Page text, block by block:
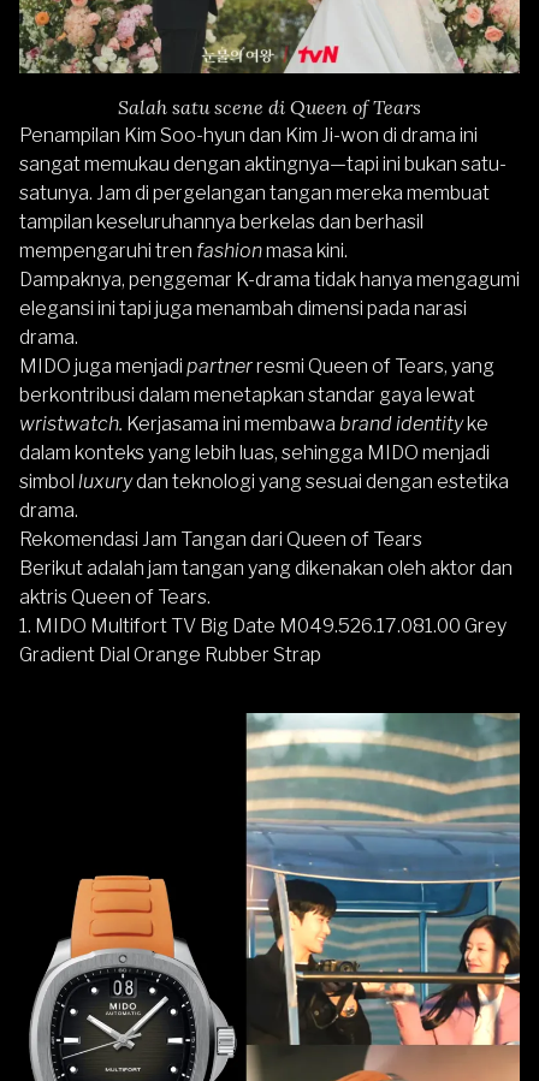
Salah satu scene di Queen of Tears
Penampilan Kim Soo-hyun dan Kim Ji-won di drama ini
sangat memukau dengan aktingnya—tapi ini bukan satu-
satunya. Jam di pergelangan tangan mereka membuat
tampilan keseluruhannya berkelas dan berhasil
mempengaruhi tren fashionmasa kini.
Dampaknya, penggemar K-drama tidak hanya mengagumi
elegansi ini tapi juga menambah dimensi pada narasi
drama.
MIDO juga menjadi partnerresmi Queen of Tears, yang
berkontribusi dalam menetapkan standar gaya lewat
wristwatch. Kerjasama ini membawa brand identityke
dalam konteks yang lebih luas, sehingga MIDO menjadi
simbol luxurydan teknologi yang sesuai dengan estetika
drama.
Rekomendasi Jam Tangan dari Queen of Tears
Berikut adalah jam tangan yang dikenakan oleh aktor dan
aktris Queen of Tears.
1. MIDO Multifort TV Big Date M049.526.17.081.00 Grey
Gradient Dial Orange Rubber Strap